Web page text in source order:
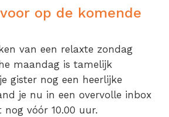
op de komende
van een relaxte zondag
maandag is tamelijk
gister nog een heerlijke
je nu in een overvolle inbox
vóór 10.00 uur.